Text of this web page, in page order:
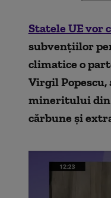
Statele UE vor
subvenţiilor
climatice o
Virgil Popescu,
mineritului din
cărbune și